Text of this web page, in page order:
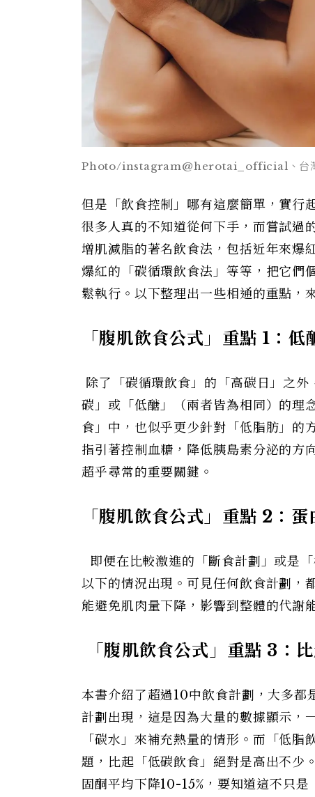
Photo/instagram@herotai_official、台
但是「飲食控制」哪有這麼簡單，實行
很多人真的不知道從何下手，而嘗試過
增肌減脂的著名飲食法，包括近年來爆
爆紅的「碳循環飲食法」等等，把它們
鬆執行。以下整理出一些相通的重點，
「腹肌飲食公式」重點 1 ：低
除了「碳循環飲食」的「高碳日」之
碳」或「低醣」（兩者皆為相同）的理
食」中，也似乎更少針對「低脂肪」的
指引著控制血糖，降低胰島素分泌的方
超乎尋常的重要關鍵。
「腹肌飲食公式」重點 2：蛋
即便在比較激進的「斷食計劃」或是
以下的情況出現。可見任何飲食計劃，
能避免肌肉量下降，影響到整體的代謝
「腹肌飲食公式」重點 3：
本書介紹了超過10中飲食計劃，大多
計劃出現，這是因為大量的數據顯示，
「碳水」來補充熱量的情形。而「低
題，比起「低碳飲食」絕對是高出不少
固酮平均下降10-15%，要知道這不只